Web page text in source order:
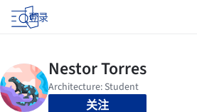
登录
关注